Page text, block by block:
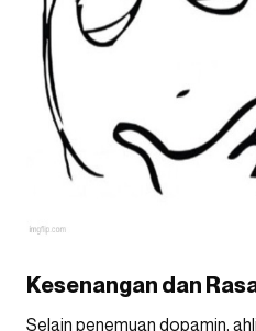
Kesenangan dan
Selain penemuan dopamin,